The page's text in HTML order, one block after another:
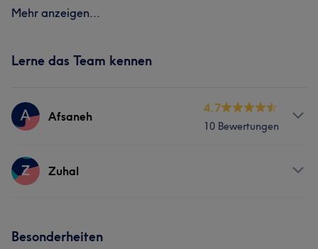
Mehr anzeigen...
Lerne das Team kennen
Afsaneh
4.7
10 Bewertungen
Services
Portfolio
Z Zuhal
Besonderheiten